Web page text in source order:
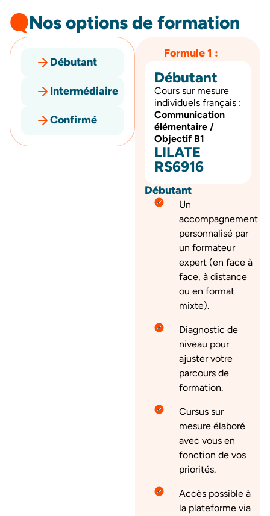
Nos options de formation
Débutant
Intermédiaire
Confirmé
Formule 1 :
Débutant
Cours sur mesure
individuels français :
Communication
élémentaire /
Objectif B1
LILATE
RS6916
Débutant
Un
accompagnement
personnalisé par
un formateur
expert (en face à
face, à distance
ou en format
mixte).
Diagnostic de
niveau pour
ajuster votre
parcours de
formation.
Cursus sur
mesure élaboré
avec vous en
fonction de vos
priorités.
Accès possible à
la plateforme via